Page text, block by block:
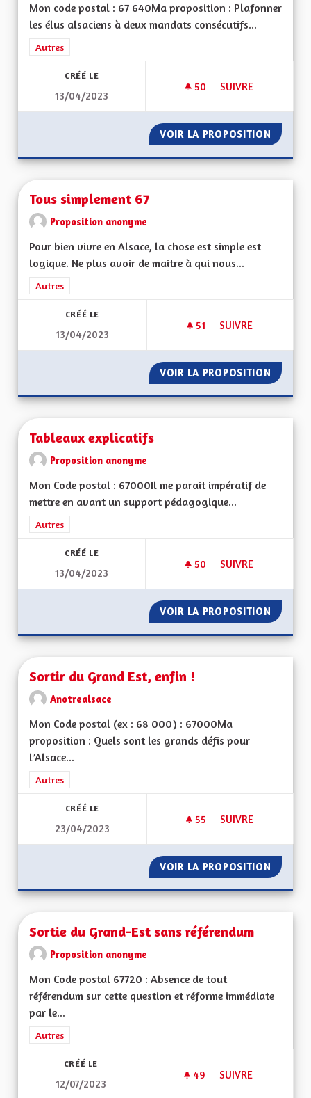
Mon code postal : 67 640Ma proposition : Plafonner
les élus alsaciens à deux mandats consécutifs...
Filtrer les résultats de la catégorie : Autres
Autres
CRÉÉ LE
13/04/2023
50 50 ABONNÉS
SUIVRE
VOIR LA PROPOSITION UN
Tous simplement 67
Proposition anonyme
Pour bien vivre en Alsace, la chose est simple est
logique. Ne plus avoir de maitre à qui nous...
Filtrer les résultats de la catégorie : Autres
Autres
CRÉÉ LE
13/04/2023
51 51 ABONNÉS
SUIVRE
VOIR LA PROPOSITION TOUS
Tableaux explicatifs
Proposition anonyme
Mon Code postal : 67000Il me parait impératif de
mettre en avant un support pédagogique...
Filtrer les résultats de la catégorie : Autres
Autres
CRÉÉ LE
13/04/2023
50 50 ABONNÉS
SUIVRE
VOIR LA PROPOSITION
Sortir du Grand Est, enfin !
Anotrealsace
Mon Code postal (ex : 68 000) : 67000Ma
proposition : Quels sont les grands défis pour
l’Alsace...
Filtrer les résultats de la catégorie : Autres
Autres
CRÉÉ LE
23/04/2023
55 55 ABONNÉS
SUIVRE
VOIR LA PROPOSITION
Sortie du Grand-Est sans référendum
Proposition anonyme
Mon Code postal 67720 : Absence de tout
référendum sur cette question et réforme immédiate
par le...
Filtrer les résultats de la catégorie : Autres
Autres
CRÉÉ LE
12/07/2023
49 49 ABONNÉS
SUIVRE